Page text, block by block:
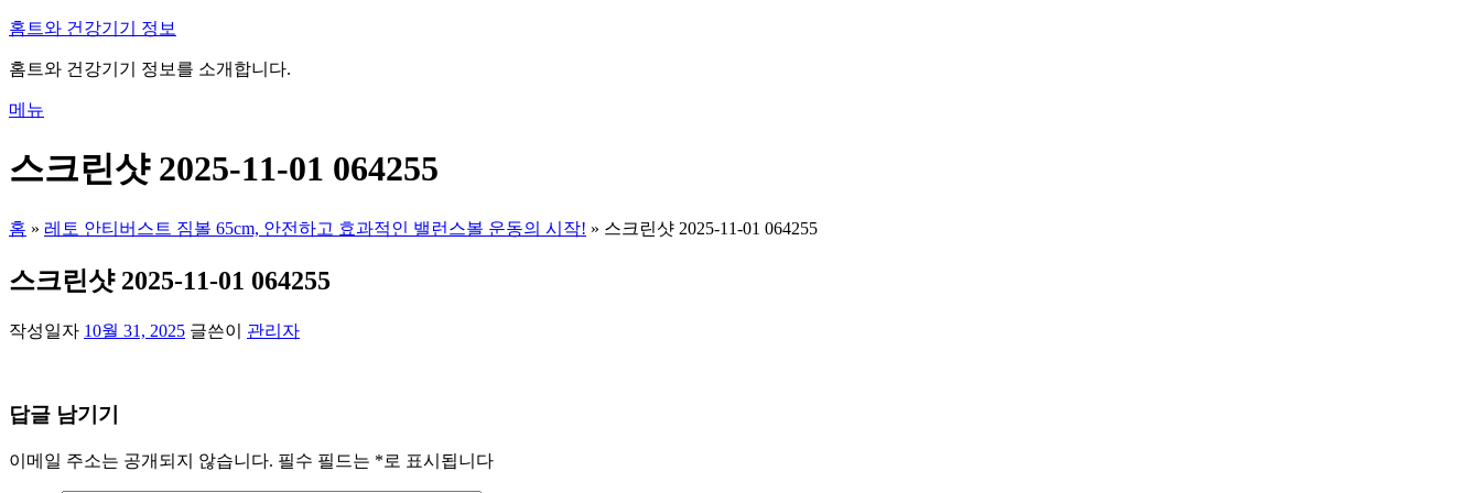
내
으
바
가
홈트와 건강기기 정보
홈트와 건강기기 정보를 소개합니다.
메뉴
스크린샷 2025-11-01 064255
홈 » 레토 안티버스트 짐볼 65cm, 안전하고 효과적인 밸런스볼 운동의 시작! » 스크린샷 2025-11-01 064255
스크린샷 2025-11-01 064255
작성일자 10월 31, 2025 글쓴이 관리자
답글 남기기
이메일 주소는 공개되지 않습니다. 필수 필드는 *로 표시됩니다